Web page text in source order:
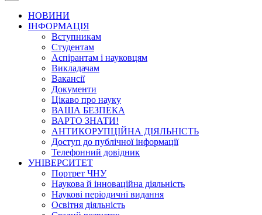
НОВИНИ
ІНФОРМАЦІЯ
Вступникам
Студентам
Аспірантам і науковцям
Викладачам
Вакансії
Документи
Цікаво про науку
ВАША БЕЗПЕКА
ВАРТО ЗНАТИ!
АНТИКОРУПЦІЙНА ДІЯЛЬНІСТЬ
Доступ до публічної інформації
Телефонний довідник
УНІВЕРСИТЕТ
Портрет ЧНУ
Наукова й інноваційна діяльність
Наукові періодичні видання
Освітня діяльність